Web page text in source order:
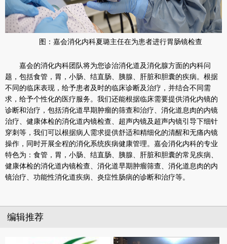
图：嘉会消化内科夏璐主任在为患者进行胃肠镜检查
嘉会的消化内科团队将为您诊治消化道及消化腺方面的内科问
题，包括食管，胃，小肠、结直肠、胰腺、肝脏和胆囊的疾病。根据
不同的临床表现，给予患者及时的临床诊断及治疗，并结合不同需
求，给予个性化的医疗服务。我们还能根据临床需要提供消化内镜的
诊断和治疗，包括消化道早期肿瘤的筛查和治疗、消化道息肉的内镜
治疗、健康体检的消化道内镜检查、超声内镜及超声内镜引导下细针
穿刺等，我们可以根据病人需求提供舒适和精细化的清醒和无痛内镜
操作，同时开展全程的消化系统疾病健康管理。嘉会消化内科的专业
特色为：食管，胃，小肠、结直肠、胰腺、肝脏和胆囊的常见疾病、
健康体检的消化道内镜检查、消化道早期肿瘤筛查、消化道息肉的内
镜治疗、功能性消化道疾病、炎症性肠病的诊断和治疗等。
编辑推荐